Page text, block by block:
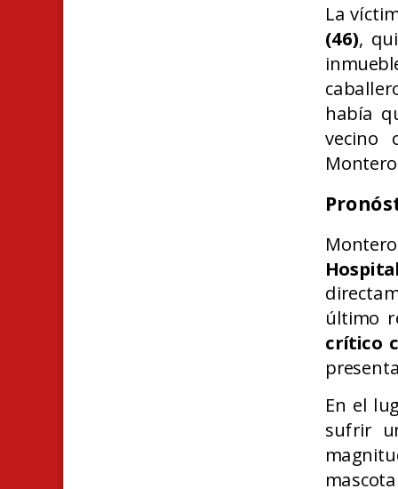
La
(46),
había
vecino
último
crítico
En el
sufrir